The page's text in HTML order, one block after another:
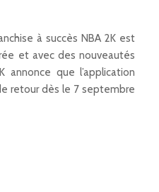
à succès NBA 2K est
et avec des nouveautés
que l’application
retour dès le 7 septembre